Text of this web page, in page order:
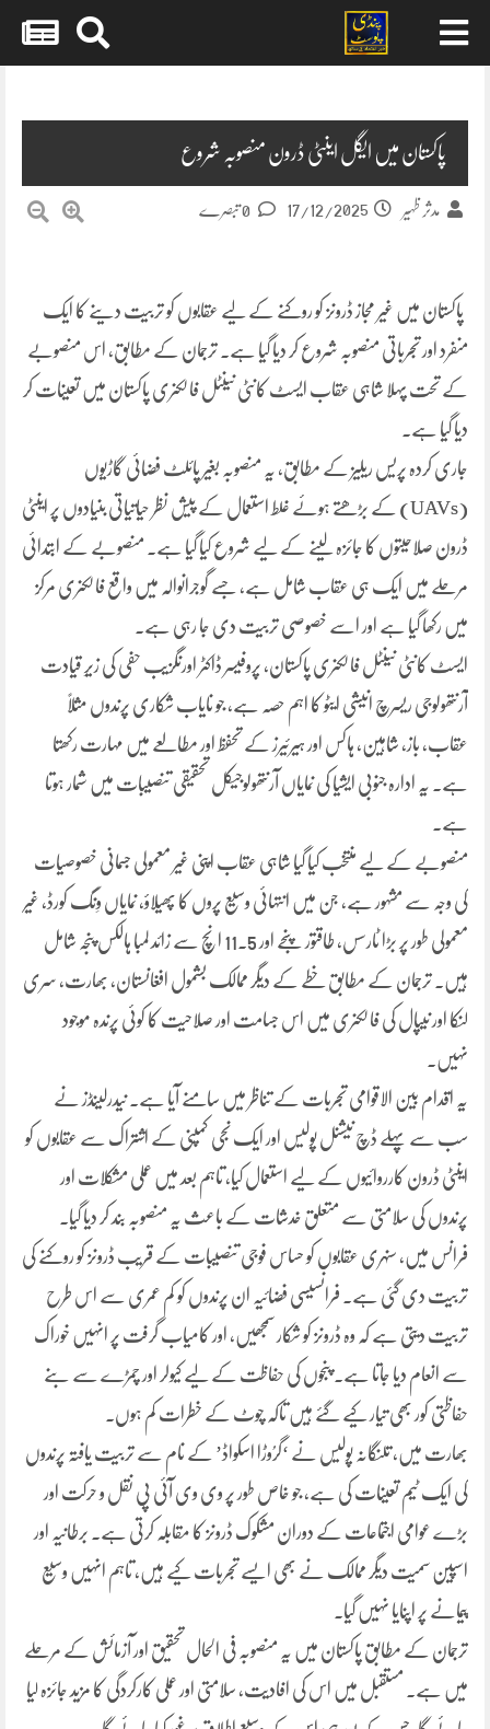
پاکستان میں ایگل اینٹی ڈرون منصوبہ شروع
مدثر ظہیر 17/12/2025
پاکستان میں غیر مجاز ڈرونز کو روکنے کے لیے عقابوں کو تربیت دینے کا ایک
منفرد اور تجرباتی منصوبہ شروع کر دیا گیا ہے۔ ترجمان کے مطابق، اس منصوبے
کے تحت پہلا شاہی عقاب ایسٹ کانٹی نینٹل فالکنری پاکستان میں تعینات کر
دیا گیا ہے۔
جاری کردہ پریس ریلیز کے مطابق، یہ منصوبہ بغیر پائلٹ فضائی گاڑیوں
(UAVs) کے بڑھتے ہوئے غلط استعمال کے پیش نظر حیاتیاتی بنیادوں پر اینٹی
ڈرون صلاحیتوں کا جائزہ لینے کے لیے شروع کیا گیا ہے۔ منصوبے کے ابتدائی
مرحلے میں ایک ہی عقاب شامل ہے، جسے گوجرانوالہ میں واقع فالکنری مرکز
میں رکھا گیا ہے اور اسے خصوصی تربیت دی جا رہی ہے۔
ایسٹ کانٹی نینٹل فالکنری پاکستان، پروفیسر ڈاکٹر اورنگزیب حفی کی زیرِ قیادت
آرنتھولوجی ریسرچ انیشی ایٹو کا اہم حصہ ہے، جو نایاب شکاری پرندوں مثلاً
عقاب، باز، شاہین، ہاکس اور ہیرئیرز کے تحفظ اور مطالعے میں مہارت رکھتا
ہے۔ یہ ادارہ جنوبی ایشیا کی نمایاں آرنتھولوجیکل تحقیقی تنصیبات میں شمار ہوتا
ہے۔
منصوبے کے لیے منتخب کیا گیا شاہی عقاب اپنی غیر معمولی جسمانی خصوصیات
کی وجہ سے مشہور ہے، جن میں انتہائی وسیع پروں کا پھیلاؤ، نمایاں وِنگ کورڈ، غیر
معمولی طور پر بڑا ٹارسس، طاقتور پنجے اور 11.5 انچ سے زائد لمبا ہالکس پنجہ شامل
ہیں۔ ترجمان کے مطابق خطے کے دیگر ممالک بشمول افغانستان، بھارت، سری
لنکا اور نیپال کی فالکنری میں اس جسامت اور صلاحیت کا کوئی پرندہ موجود
نہیں۔
یہ اقدام بین الاقوامی تجربات کے تناظر میں سامنے آیا ہے۔ نیدرلینڈز نے
سب سے پہلے ڈچ نیشنل پولیس اور ایک نجی کمپنی کے اشتراک سے عقابوں کو
اینٹی ڈرون کارروائیوں کے لیے استعمال کیا، تاہم بعد میں عملی مشکلات اور
پرندوں کی سلامتی سے متعلق خدشات کے باعث یہ منصوبہ بند کر دیا گیا۔
فرانس میں، سنہری عقابوں کو حساس فوجی تنصیبات کے قریب ڈرونز کو روکنے کی
تربیت دی گئی ہے۔ فرانسیسی فضائیہ ان پرندوں کو کم عمری سے اس طرح
تربیت دیتی ہے کہ وہ ڈرونز کو شکار سمجھیں، اور کامیاب گرفت پر انہیں خوراک
سے انعام دیا جاتا ہے۔ پنجوں کی حفاظت کے لیے کیولر اور چمڑے سے بنے
حفاظتی کور بھی تیار کیے گئے ہیں تاکہ چوٹ کے خطرات کم ہوں۔
بھارت میں، تلنگانہ پولیس نے ‘گرُوڑا اسکواڈ’ کے نام سے تربیت یافتہ پرندوں
کی ایک ٹیم تعینات کی ہے، جو خاص طور پر وی وی آئی پی نقل و حرکت اور
بڑے عوامی اجتماعات کے دوران مشکوک ڈرونز کا مقابلہ کرتی ہے۔ برطانیہ اور
اسپین سمیت دیگر ممالک نے بھی ایسے تجربات کیے ہیں، تاہم انہیں وسیع
پیمانے پر اپنایا نہیں گیا۔
ترجمان کے مطابق پاکستان میں یہ منصوبہ فی الحال تحقیق اور آزمائش کے مرحلے
میں ہے۔ مستقبل میں اس کی افادیت، سلامتی اور عملی کارکردگی کا مزید جائزہ لیا